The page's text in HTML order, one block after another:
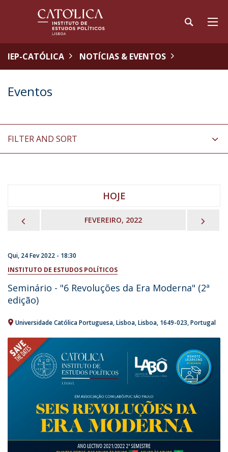
IEP-CATÓLICA NOTÍCIAS & EVENTOS
Eventos
FILTER AND SORT
HOJE
FEVEREIRO, 2022
Qui, 24 Fev 2022 - 18:30
INSTITUTO DE ESTUDOS POLÍTICOS
Seminário - "6 Revoluções da Era Moderna" (2ª
edição)
Universidade Católica Portuguesa Lisboa Lisboa 1649-023 Portugal